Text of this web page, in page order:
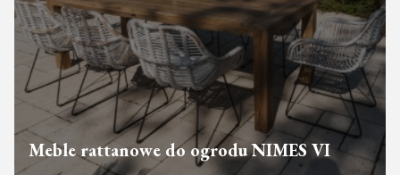
Meble rattanowe do ogrodu NIMES VI